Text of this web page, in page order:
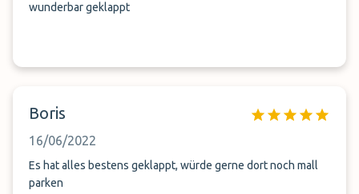
wunderbar geklappt
Boris
16/06/2022
Es hat alles bestens geklappt, würde gerne dort noch mall
parken